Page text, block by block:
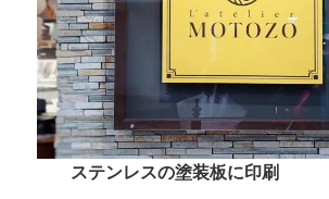
ステンレスの塗装板に印刷